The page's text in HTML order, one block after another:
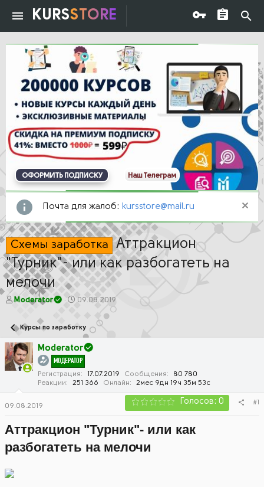
KURSSTORE
ОФОРМИТЬ ПОДПИСКУ Наш Телеграм
Почта для жалоб: kursstore@mail.ru
Схемы заработка Аттракцион
"Турник"- или как разбогатеть на
мелочи
А
о
р
т
е
Moderator
Д
а
а
ч
а
л
а
09.08.2019
Курсы по заработку
Moderator
МОДЕРАТОР
Регистрация 17.07.2019 Сообщения
80 780
Реакции
251 366 Онлайн 2мес 9дн 19ч 35м 53с
09.08.2019 Голосов: 0 #1
Аттракцион "Турник"- или как
разбогатеть на мелочи